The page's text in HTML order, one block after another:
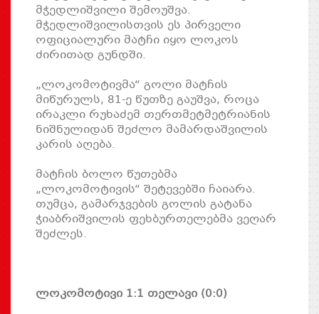
მჭედლიშვილი შემოუშვა.
მჭედლიშვილისთვის ეს პირველი
ოფიციალური მატჩი იყო ლოკოს
ძირითად გუნდში.
„ლოკომოტივმა“ გოლი მატჩის
მიწურულს, 81-ე წუთზე გაუშვა, როცა
ირაკლი რუხაძემ თერთმეტმეტრიანის
ნიშნულიდან შეძლო მამარდაშვილის
კარის აღება.
მატჩის ბოლო წუთებმა
„ლოკომოტივის“ შეტევებში ჩაიარა.
თუმცა, გამარჯვების გოლის გატანა
ჭიაბრიშვილის ფეხბურთელებმა ვეღარ
შეძლეს.
ლოკომოტივი 1:1 თელავი (0:0)